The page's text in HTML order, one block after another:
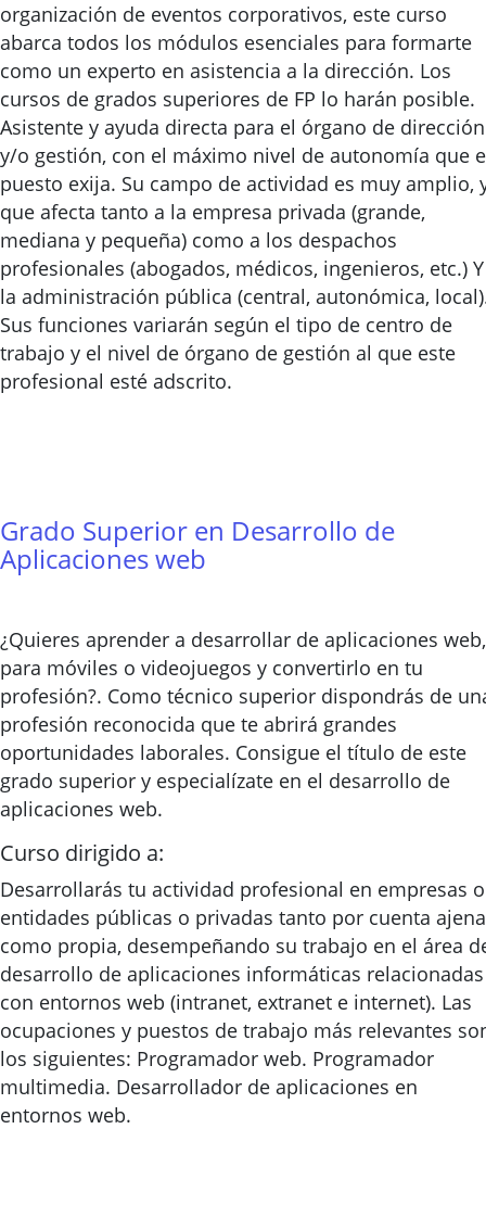
organización de eventos corporativos, este curso
abarca todos los módulos esenciales para formarte
como un experto en asistencia a la dirección. Los
cursos de grados superiores de FP lo harán posible.
Asistente y ayuda directa para el órgano de dirección
y/o gestión, con el máximo nivel de autonomía que
puesto exija. Su campo de actividad es muy amplio,
que afecta tanto a la empresa privada (grande,
mediana y pequeña) como a los despachos
profesionales (abogados, médicos, ingenieros, etc.)
la administración pública (central, autonómica,
Sus funciones variarán según el tipo de centro de
trabajo y el nivel de órgano de gestión al que este
profesional esté adscrito.
Grado Superior en Desarrollo de
Aplicaciones web
¿Quieres aprender a desarrollar de aplicaciones web,
para móviles o videojuegos y convertirlo en tu
profesión?. Como técnico superior dispondrás de
profesión reconocida que te abrirá grandes
oportunidades laborales. Consigue el título de este
grado superior y especialízate en el desarrollo de
aplicaciones web.
Curso dirigido a:
Desarrollarás tu actividad profesional en empresas o
entidades públicas o privadas tanto por cuenta ajena
como propia, desempeñando su trabajo en el área
desarrollo de aplicaciones informáticas relacionadas
con entornos web (intranet, extranet e internet). Las
ocupaciones y puestos de trabajo más relevantes
los siguientes: Programador web. Programador
multimedia. Desarrollador de aplicaciones en
entornos web.